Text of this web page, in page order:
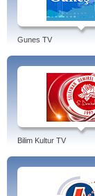
Gunes TV
Bilim Kultur TV